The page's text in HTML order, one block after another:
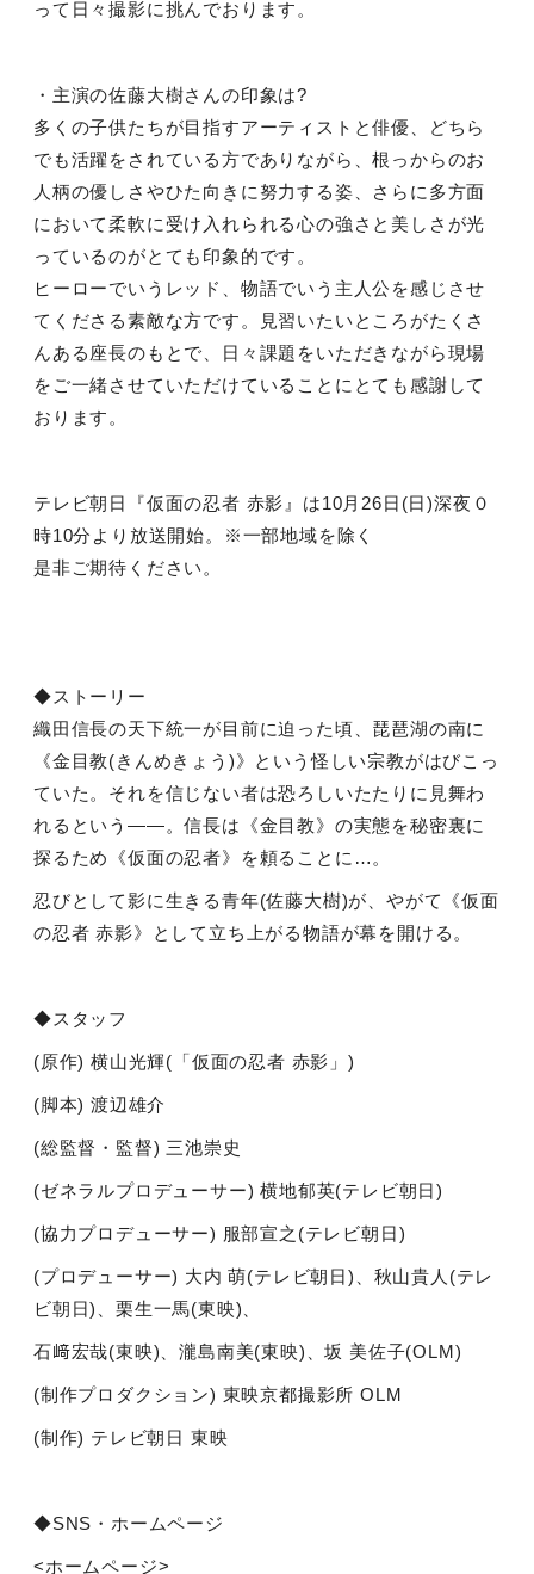
って日々撮影に挑んでおります。
・主演の佐藤大樹さんの印象は?
多くの子供たちが目指すアーティストと俳優、どちら
でも活躍をされている方でありながら、根っからのお
人柄の優しさやひた向きに努力する姿、さらに多方面
において柔軟に受け入れられる心の強さと美しさが光
っているのがとても印象的です。
ヒーローでいうレッド、物語でいう主人公を感じさせ
てくださる素敵な方です。見習いたいところがたくさ
んある座長のもとで、日々課題をいただきながら現場
をご一緒させていただけていることにとても感謝して
おります。
テレビ朝日『仮面の忍者 赤影』は10月 26日 (日)深夜０
時10分より放送開始。※一部地域を除く
是非ご期待ください。
◆ストーリー
織田信長の天下統一が目前に迫った頃、琵琶湖の南に
《金目教(きんめきょう )》という怪しい宗教がはびこっ
ていた。それを信じない者は恐ろしいたたりに見舞わ
れるという――。信長は《金目教》の実態を秘密裏に
探るため《仮面の忍者》を頼ることに … 。
忍びとして影に生きる青年(佐藤大樹)が、やがて《仮面
の忍者 赤影》として立ち上がる物語が幕を開ける。
◆スタッフ
(原作)横山光輝( 「仮面の忍者 赤影」)
(脚本)渡辺雄介
(総監督・監督) 三池崇史
(ゼネラルプロデューサー)横地郁英(テレビ朝日)
(協力プロデューサー) 服部宣之 (テレビ朝日)
(プロデューサー) 大内 萌(テレビ朝日) 、秋山貴人 (テレ
ビ朝日) 、栗生一馬(東映)
石﨑宏哉(東映) 、瀧島南美(東映) 、坂 美佐子(OLM)
(制作プロダクション) 東映京都撮影所 OLM
(制作) テレビ朝日 東映
◆SNS ・ホームページ
<ホームページ>